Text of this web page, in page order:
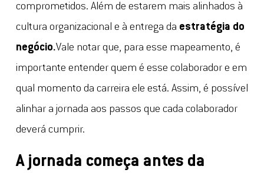
comprometidos. Além de estarem mais alinhados à
cultura organizacional e à entrega da estratégia do
negócio.Vale notar que, para esse mapeamento, é
importante entender quem é esse colaborador e em
qual momento da carreira ele está. Assim, é possível
alinhar a jornada aos passos que cada colaborador
deverá cumprir.
A jornada começa antes da